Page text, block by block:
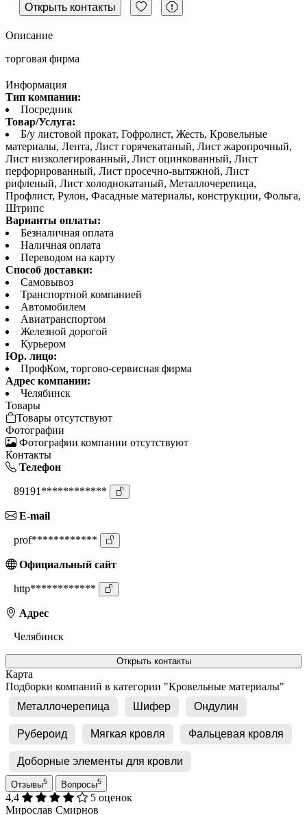
Открыть контакты
Описание
торговая фирма
Информация
Тип компании:
Посредник
Товар/Услуга:
Б/у листовой прокат, Гофролист, Жесть, Кровельные
материалы, Лента, Лист горячекатаный, Лист жаропрочный,
Лист низколегированный, Лист оцинкованный, Лист
перфорированный, Лист просечно-вытяжной, Лист
рифленый, Лист холоднокатаный, Металлочерепица,
Профлист, Рулон, Фасадные материалы, конструкции, Фольга,
Штрипс
Варианты оплаты:
Безналичная оплата
Наличная оплата
Переводом на карту
Способ доставки:
Самовывоз
Транспортной компанией
Автомобилем
Авиатранспортом
Железной дорогой
Курьером
Юр. лицо:
ПрофКом, торгово-сервисная фирма
Адрес компании:
Челябинск
Товары
Товары отсутствуют
Фотографии
Фотографии компании отсутствуют
Контакты
Телефон
89191************
E-mail
prof************
Официальный сайт
http************
Адрес
Челябинск
Открыть контакты
Карта
Подборки компаний в категории "Кровельные материалы"
Металлочерепица
Шифер Ондулин
Рубероид Мягкая кровля Фальцевая кровля
Доборные элементы для кровли
Отзывы5 Вопросы5
4,4
5 оценок
Мирослав Смирнов